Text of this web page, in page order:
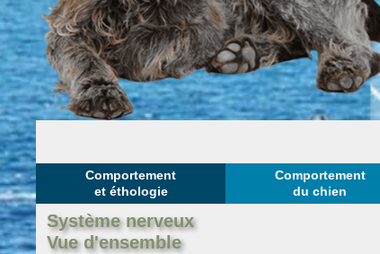
Comportement
et éthologie
Comportement
du chien
Système nerveux
Vue d'ensemble